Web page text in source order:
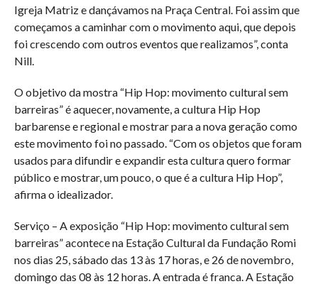
Igreja Matriz e dançávamos na Praça Central. Foi assim que
começamos a caminhar com o movimento aqui, que depois
foi crescendo com outros eventos que realizamos”, conta
Nill.
O objetivo da mostra “Hip Hop: movimento cultural sem
barreiras” é aquecer, novamente, a cultura Hip Hop
barbarense e regional e mostrar para a nova geração como
este movimento foi no passado. “Com os objetos que foram
usados para difundir e expandir esta cultura quero formar
público e mostrar, um pouco, o que é a cultura Hip Hop”,
afirma o idealizador.
Serviço – A exposição “Hip Hop: movimento cultural sem
barreiras” acontece na Estação Cultural da Fundação Romi
nos dias 25, sábado das 13 às 17 horas, e 26 de novembro,
domingo das 08 às 12 horas. A entrada é franca. A Estação